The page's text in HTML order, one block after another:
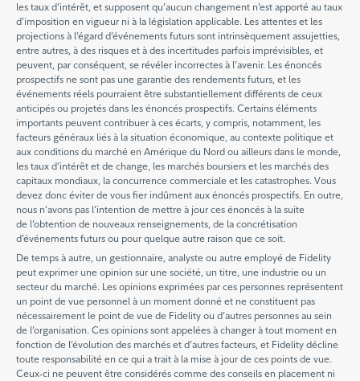
les taux d’intérêt, et supposent qu’aucun changement n’est apporté au taux
d’imposition en vigueur ni à la législation applicable. Les attentes et les
projections à l’égard d’événements futurs sont intrinsèquement assujetties,
entre autres, à des risques et à des incertitudes parfois imprévisibles, et
peuvent, par conséquent, se révéler incorrectes à l’avenir. Les énoncés
prospectifs ne sont pas une garantie des rendements futurs, et les
événements réels pourraient être substantiellement différents de ceux
anticipés ou projetés dans les énoncés prospectifs. Certains éléments
importants peuvent contribuer à ces écarts, y compris, notamment, les
facteurs généraux liés à la situation économique, au contexte politique et
aux conditions du marché en Amérique du Nord ou ailleurs dans le monde,
les taux d’intérêt et de change, les marchés boursiers et les marchés des
capitaux mondiaux, la concurrence commerciale et les catastrophes. Vous
devez donc éviter de vous fier indûment aux énoncés prospectifs. En outre,
nous n’avons pas l’intention de mettre à jour ces énoncés à la suite
de l’obtention de nouveaux renseignements, de la concrétisation
d’événements futurs ou pour quelque autre raison que ce soit.
De temps à autre, un gestionnaire, analyste ou autre employé de Fidelity
peut exprimer une opinion sur une société, un titre, une industrie ou un
secteur du marché. Les opinions exprimées par ces personnes représentent
un point de vue personnel à un moment donné et ne constituent pas
nécessairement le point de vue de Fidelity ou d’autres personnes au sein
de l’organisation. Ces opinions sont appelées à changer à tout moment en
fonction de l’évolution des marchés et d’autres facteurs, et Fidelity décline
toute responsabilité en ce qui a trait à la mise à jour de ces points de vue.
Ceux-ci ne peuvent être considérés comme des conseils en placement ni